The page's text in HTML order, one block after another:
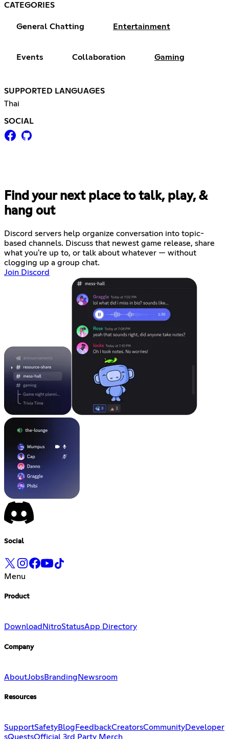
CATEGORIES
General Chatting Entertainment
Events Collaboration Gaming
SUPPORTED LANGUAGES
Thai
SOCIAL
Find your next place to talk, play, &
hang out
Discord servers help organize conversation into topic-
based channels. Discuss that newest game release, share
what you're up to, or talk about whatever — without
clogging up a group chat.
Join Discord
Social
Menu
Product
Download NitroStatusApp Directory
Company
AboutJobsBranding Newsroom
Resources
SupportSafetyBlog FeedbackCreatorsCommunityDeveloper
sQuestsOfficial 3rd Party Merch